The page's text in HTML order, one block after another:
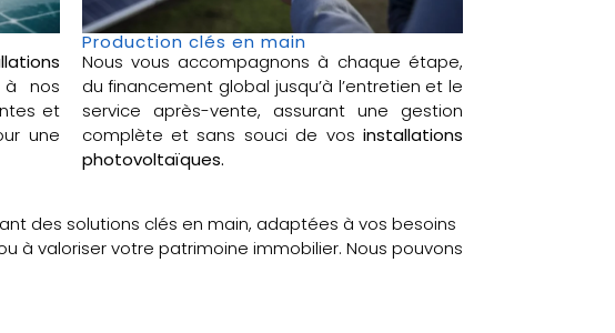
nos
et
une
Production clés en main
Nous vous accompagnons à chaque étape,
du financement global jusqu’à l’entretien et le
service après-vente, assurant une gestion
complète et sans souci de vos installations
photovoltaïques.
des solutions clés en main, adaptées à vos besoins
à valoriser votre patrimoine immobilier. Nous pouvons